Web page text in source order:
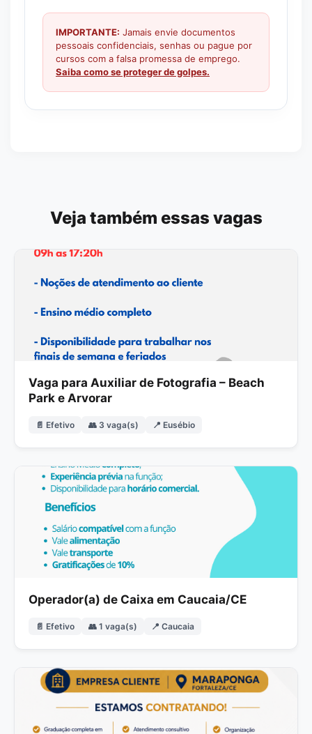
IMPORTANTE: Jamais envie documentos
pessoais confidenciais, senhas ou pague por
cursos com a falsa promessa de emprego.
Saiba como se proteger de golpes.
Veja também essas vagas
Vaga para Auxiliar de Fotografia – Beach
Park e Arvorar
📄 Efetivo 👥 3 vaga(s) 📍 Eusébio
Operador(a) de Caixa em Caucaia/CE
📄 Efetivo 👥 1 vaga(s) 📍 Caucaia